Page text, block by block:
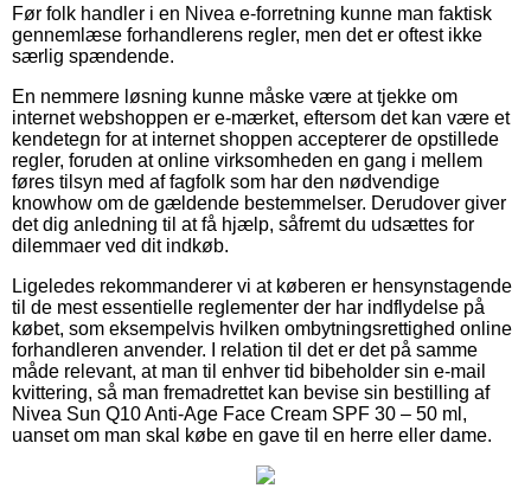
Før folk handler i en Nivea e-forretning kunne man faktisk
gennemlæse forhandlerens regler, men det er oftest ikke
særlig spændende.
En nemmere løsning kunne måske være at tjekke om
internet webshoppen er e-mærket, eftersom det kan være et
kendetegn for at internet shoppen accepterer de opstillede
regler, foruden at online virksomheden en gang i mellem
føres tilsyn med af fagfolk som har den nødvendige
knowhow om de gældende bestemmelser. Derudover giver
det dig anledning til at få hjælp, såfremt du udsættes for
dilemmaer ved dit indkøb.
Ligeledes rekommanderer vi at køberen er hensynstagende
til de mest essentielle reglementer der har indflydelse på
købet, som eksempelvis hvilken ombytningsrettighed online
forhandleren anvender. I relation til det er det på samme
måde relevant, at man til enhver tid bibeholder sin e-mail
kvittering, så man fremadrettet kan bevise sin bestilling af
Nivea Sun Q10 Anti-Age Face Cream SPF 30 – 50 ml,
uanset om man skal købe en gave til en herre eller dame.